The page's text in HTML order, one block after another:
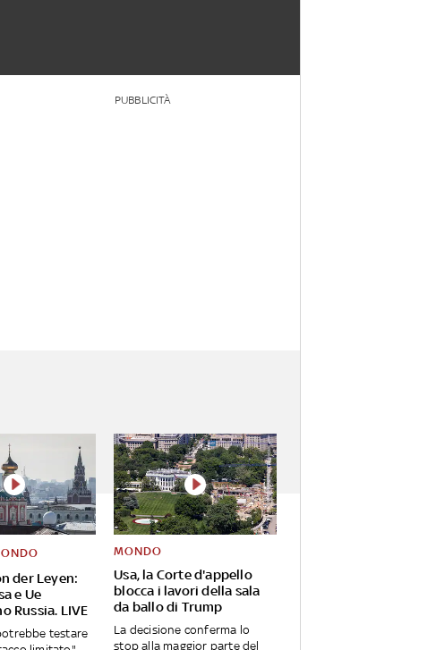
PUBBLICITÀ
der Leyen:
e Ue
Russia. LIVE
testare
Usa, la Corte d'appello
blocca i lavori della sala
da ballo di Trump
MONDO
La decisione conferma lo
stop alla maggior parte del